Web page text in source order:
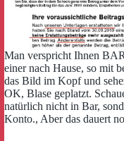
Man verspricht Ihnen
einer nach Hause, so mit
das Bild im Kopf und
OK, Blase geplatzt.
natürlich nicht in Bar,
Konto., Aber das dauert